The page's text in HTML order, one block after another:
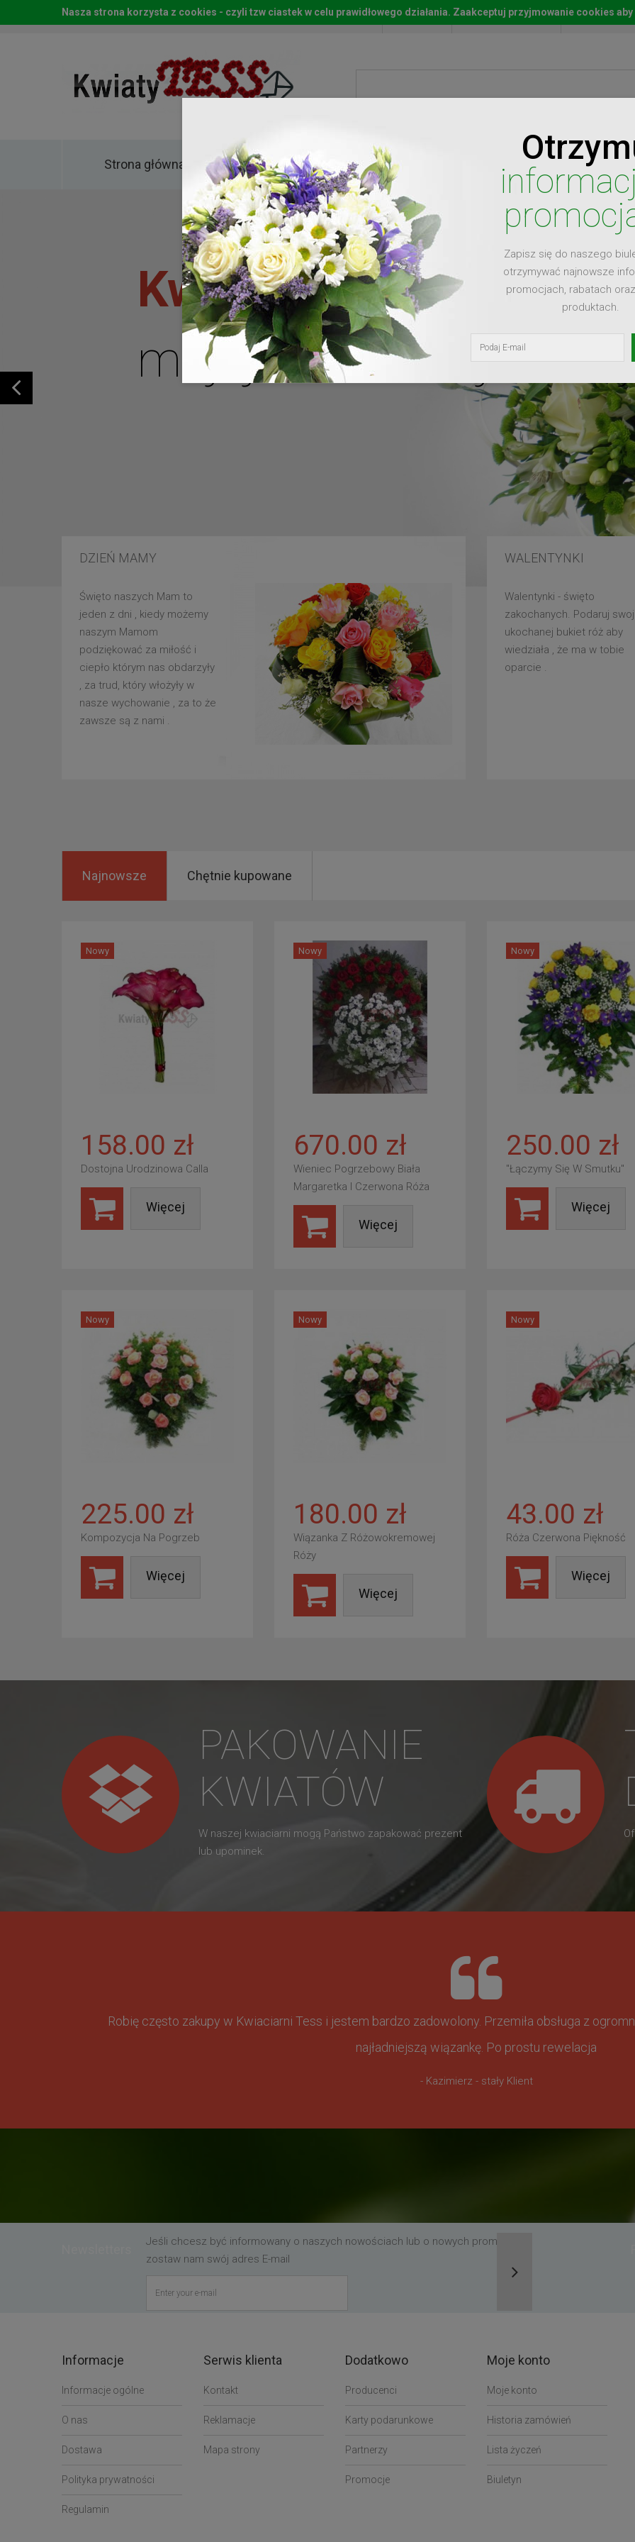
Start Moje konto Lista
Strona główna Kwiaty
Kwiaty dla
mojej ukochanej
DZIEŃ MAMY
Święto naszych Mam to
jeden z dni , kiedy możemy
naszym Mamom
podziękować za miłość i
ciepło którym nas obdarzyły
, za trud, który włożyły w
nasze wychowanie , za to że
zawsze są z nami .
WALENTYNKI
Walentynki - święto
zakochanych. Podaruj
ukochanej bukiet róż aby
wiedziała , że ma w tobie
oparcie .
Zapisz się do naszego
otrzymywać najnowsze
promocjach, rabatach
produktach.
Najnowsze Chętnie kupowane
Nowy
158.00 zł
Dostojna Urodzinowa Calla
Więcej
Nowy
670.00 zł
Wieniec Pogrzebowy Biała
Margaretka I Czerwona Róża
Więcej
Nowy
250.00 zł
"Łączymy Się W Smutku"
Więcej
Nowy
225.00 zł
Kompozycja Na Pogrzeb
Więcej
Nowy
180.00 zł
Wiązanka Z Różowokremowej
Róży
Więcej
Nowy
43.00 zł
Róża Czerwona Piękność
Więcej
PAKOWANIE
KWIATÓW
W naszej kwiaciarni mogą Państwo zapakować prezent
lub upominek.
Robię często zakupy w Kwiaciarni Tess i jestem bardzo zadowolony. Przemiła obsługa z
najładniejszą wiązankę. Po prostu rewelacja
- Kazimierz - stały Klient
Jeśli chcesz być informowany o naszych nowościach lub o nowych promocjach,
zostaw nam swój adres E-mail
Nasza strona korzysta z cookies - czyli tzw ciastek w celu prawidłowego działania. Zaakceptuj przyjmowanie cookies
Informacje
Informacje ogólne
O nas
Dostawa
Polityka prywatności
Regulamin
Serwis klienta
Kontakt
Reklamacje
Mapa strony
Dodatkowo
Producenci
Karty podarunkowe
Partnerzy
Promocje
Moje konto
Moje konto
Historia zamówień
Lista życzeń
Biuletyn